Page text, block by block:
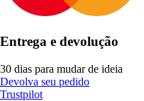
Entrega e devolução
30 dias para mudar de ideia
Devolva seu pedido
Trustpilot